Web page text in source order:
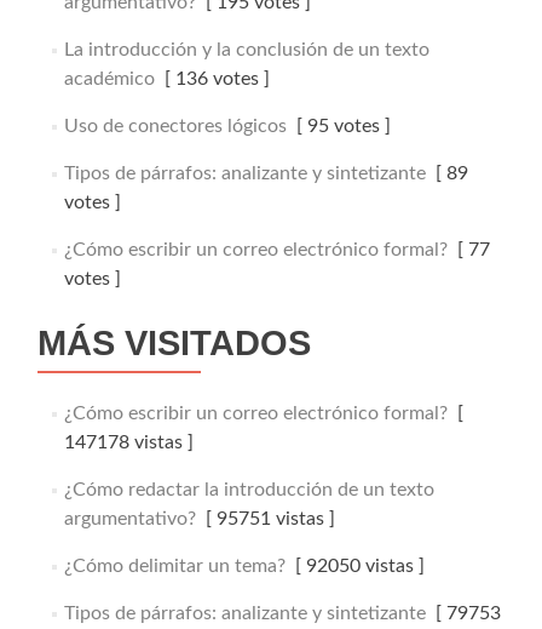
La introducción y la conclusión de un texto
académico[ 136 votes ]
Uso de conectores lógicos[ 95 votes ]
Tipos de párrafos: analizante y sintetizante[ 89
votes ]
¿Cómo escribir un correo electrónico formal?[ 77
votes ]
MÁS VISITADOS
¿Cómo escribir un correo electrónico formal?[
147178 vistas ]
¿Cómo redactar la introducción de un texto
argumentativo?[ 95751 vistas ]
¿Cómo delimitar un tema?[ 92050 vistas ]
Tipos de párrafos: analizante y sintetizante[ 79753